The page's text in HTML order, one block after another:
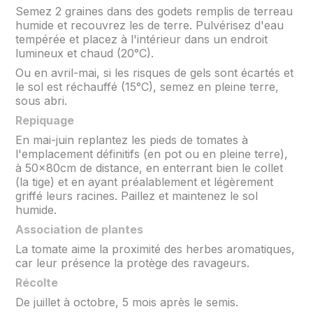
Semez 2 graines dans des godets remplis de terreau
humide et recouvrez les de terre. Pulvérisez d'eau
tempérée et placez à l'intérieur dans un endroit
lumineux et chaud (20°C).
Ou en avril-mai, si les risques de gels sont écartés et
le sol est réchauffé (15°C), semez en pleine terre,
sous abri.
Repiquage
En mai-juin replantez les pieds de tomates à
l'emplacement définitifs (en pot ou en pleine terre),
à 50x80cm de distance, en enterrant bien le collet
(la tige) et en ayant préalablement et légèrement
griffé leurs racines. Paillez et maintenez le sol
humide.
Association de plantes
La tomate aime la proximité des herbes aromatiques,
car leur présence la protège des ravageurs.
Récolte
De juillet à octobre, 5 mois après le semis.